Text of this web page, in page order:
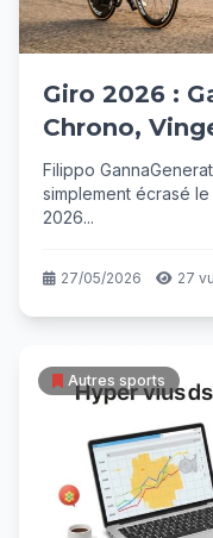
Giro 2026 :
Chrono,
mais
Filippo
simplement écrasé
2026...
27/05/2026 27
Autres sports